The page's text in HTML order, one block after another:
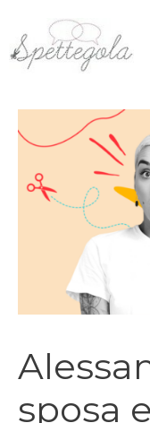
contenuto
sposa